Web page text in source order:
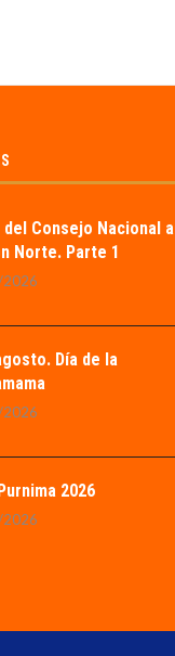
Consejo Nacional a
Norte. Parte 1
Día de la
2026